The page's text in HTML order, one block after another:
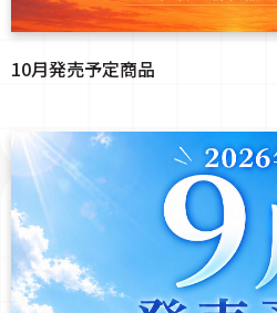
10月発売予定商品